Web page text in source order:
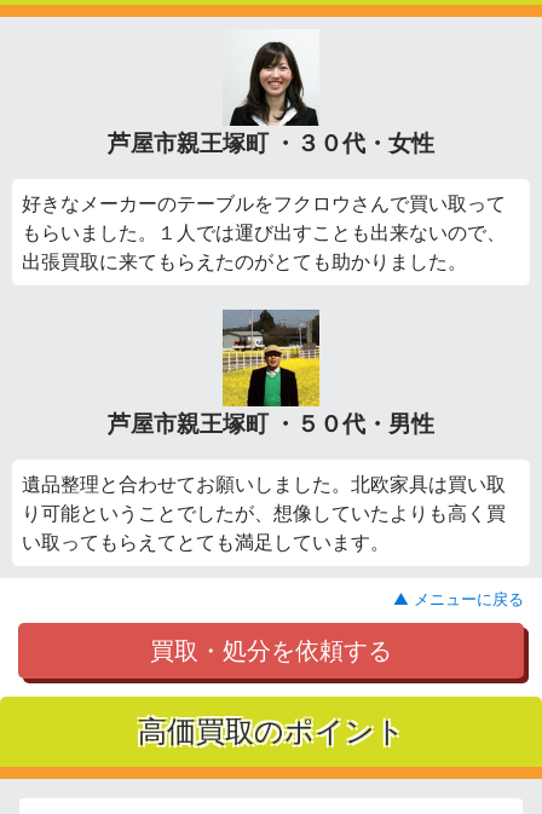
芦屋市親王塚町 ・３０代・女性
好きなメーカーのテーブルをフクロウさんで買い取って
もらいました。１人では運び出すことも出来ないので、
出張買取に来てもらえたのがとても助かりました。
芦屋市親王塚町 ・５０代・男性
遺品整理と合わせてお願いしました。北欧家具は買い取
り可能ということでしたが、想像していたよりも高く買
い取ってもらえてとても満足しています。
▲ メニューに戻る
買取・処分を依頼する
高価買取のポイント